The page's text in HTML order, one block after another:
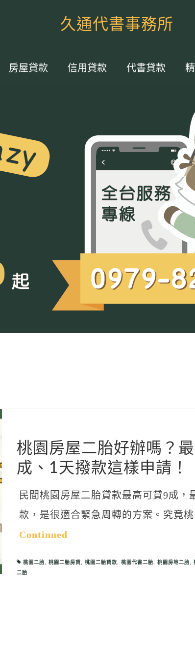
久通代書事務所
房屋貸款 信用貸款 代書貸款
桃園房屋二胎好辦嗎？
成、1天撥款這樣申請！
民間桃園房屋二胎貸款最高可貸9成，
款，是很適合緊急周轉的方案。究竟
Continued
桃園二胎, 桃園二胎房貸, 桃園二胎貸款, 桃園代書二胎, 桃園房地二胎,
二胎